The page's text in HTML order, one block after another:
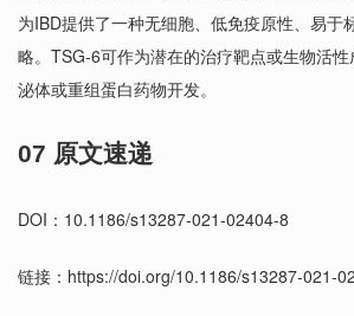
为IBD提供了一种无细胞、低免疫原性、易于
略。TSG-6可作为潜在的治疗靶点或生物活
泌体或重组蛋白药物开发。
07 原文速递
DOI：10.1186/s13287-021-02404-8
链接：https://doi.org/10.1186/s13287-021-